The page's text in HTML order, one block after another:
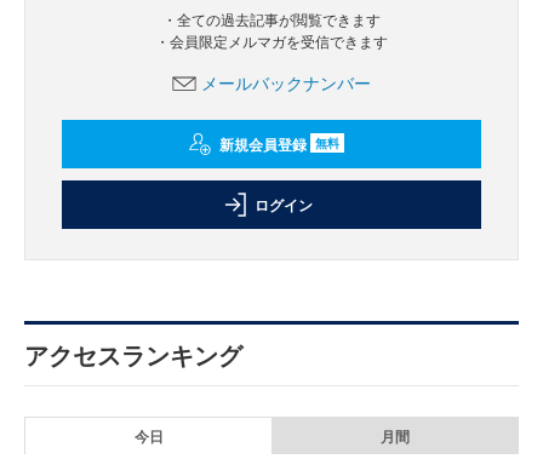
・全ての過去記事が閲覧できます
・会員限定メルマガを受信できます
メールバックナンバー
新規会員登録 無料
ログイン
アクセスランキング
今日 月間